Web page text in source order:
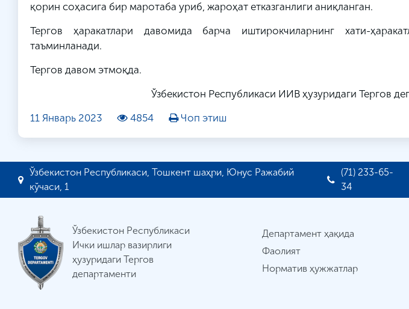
қорин соҳасига бир маротаба уриб, жароҳат етказганлиги аниқланган.
Тергов ҳаракатлари давомида барча иштирокчиларнинг хати-
таъминланади.
Тергов давом этмоқда.
Ўзбекистон Республикаси ИИВ ҳузуридаги Тергов
11 Январь 2023
4854 Чоп этиш
Ўзбекистон Республикаси, Тошкент шаҳри, Юнус Ражабий
кўчаси, 1
(71) 233-65-
34
Ўзбекистон Республикаси
Ички ишлар вазирлиги
ҳузуридаги Тергов
департаменти
Департамент ҳақида
Фаолият
Норматив ҳужжатлар